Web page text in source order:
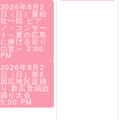
2026年8月2
日（日）重松
壮一郎 ピア
ノ・コンサー
ト～夏の広島
に捧げる祈り
の音～2:00
PM
2026年8月2
日（日）第8
回広地区盆踊
り 新広音頭総
踊り大会
5:00 PM